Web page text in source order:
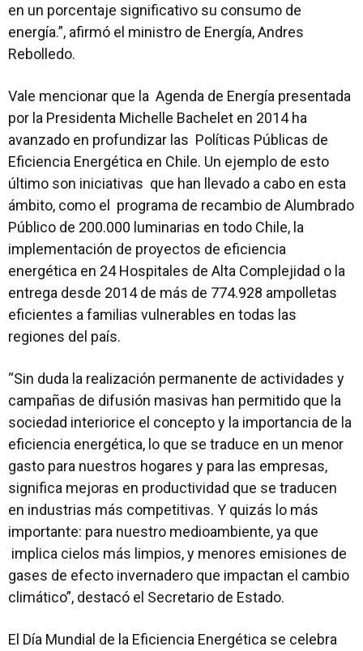
en un porcentaje significativo su consumo de
energía.”, afirmó el ministro de Energía, Andres
Rebolledo.
Vale mencionar que la Agenda de Energía presentada
por la Presidenta Michelle Bachelet en 2014 ha
avanzado en profundizar las Políticas Públicas de
Eficiencia Energética en Chile. Un ejemplo de esto
último son iniciativas que han llevado a cabo en esta
ámbito, como el programa de recambio de Alumbrado
Público de 200.000 luminarias en todo Chile, la
implementación de proyectos de eficiencia
energética en 24 Hospitales de Alta Complejidad o la
entrega desde 2014 de más de 774.928 ampolletas
eficientes a familias vulnerables en todas las
regiones del país.
“Sin duda la realización permanente de actividades y
campañas de difusión masivas han permitido que la
sociedad interiorice el concepto y la importancia de la
eficiencia energética, lo que se traduce en un menor
gasto para nuestros hogares y para las empresas,
significa mejoras en productividad que se traducen
en industrias más competitivas. Y quizás lo más
importante: para nuestro medioambiente, ya que
implica cielos más limpios, y menores emisiones de
gases de efecto invernadero que impactan el cambio
climático”, destacó el Secretario de Estado.
El Día Mundial de la Eficiencia Energética se celebra